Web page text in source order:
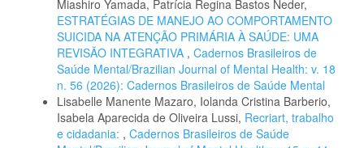
Miashiro Yamada, Patrícia Regina Bastos Neder,
ESTRATÉGIAS DE MANEJO AO COMPORTAMENTO
SUICIDA NA ATENÇÃO PRIMÁRIA À SAÚDE: UMA
REVISÃO INTEGRATIVA , Cadernos Brasileiros de
Saúde Mental/Brazilian Journal of Mental Health: v. 18
n. 56 (2026): Cadernos Brasileiros de Saúde Mental
Lisabelle Manente Mazaro, Iolanda Cristina Barberio,
Isabela Aparecida de Oliveira Lussi, Recriart, trabalho
e cidadania: , Cadernos Brasileiros de Saúde